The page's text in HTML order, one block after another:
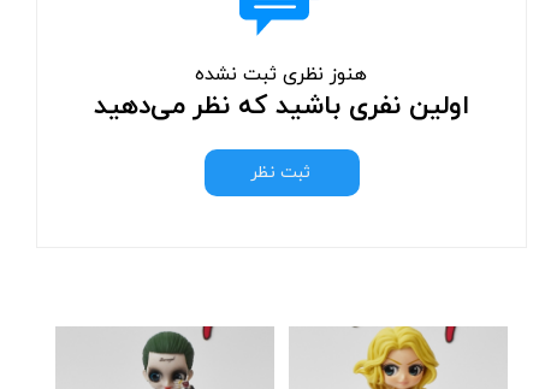
هنوز نظری ثبت نشده
اولین نفری باشید که نظر می‌دهید
ثبت نظر